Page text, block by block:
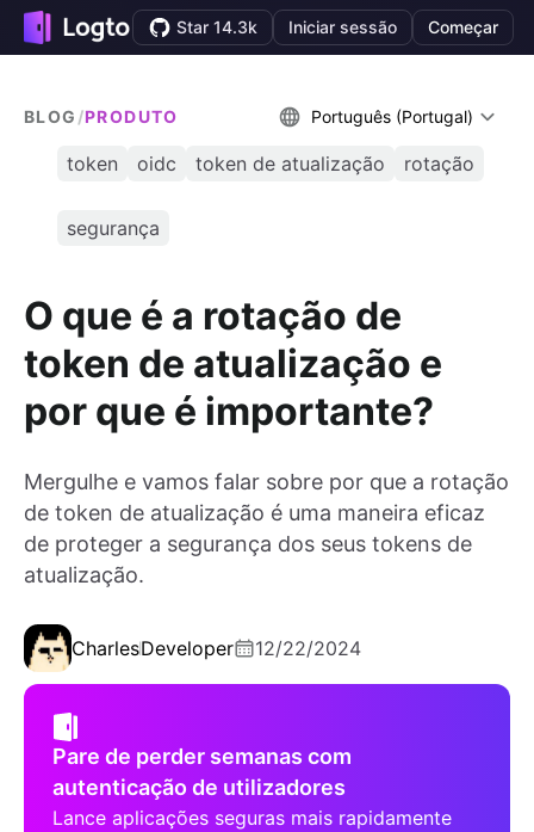
Star 14.3k Iniciar sessão Começar
BLOG /PRODUTO Português (Portugal)
token oidc token de atualização rotação
segurança
O que é a rotação de
token de atualização e
por que é importante?
Mergulhe e vamos falar sobre por que a rotação
de token de atualização é uma maneira eficaz
de proteger a segurança dos seus tokens de
atualização.
CharlesDeveloper 12/22/2024
Pare de perder semanas com
autenticação de utilizadores
Lance aplicações seguras mais rapidamente